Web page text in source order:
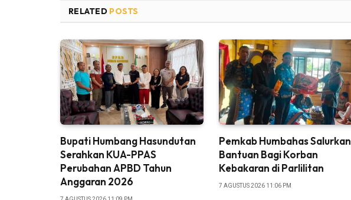
RELATED POSTS
Bupati Humbang Hasundutan
Serahkan KUA-PPAS
Perubahan APBD Tahun
Anggaran 2026
Pemkab Humbahas Salurkan
Bantuan Bagi Korban
Kebakaran di Parlilitan
7 AGUSTUS 2026 11:06 PM